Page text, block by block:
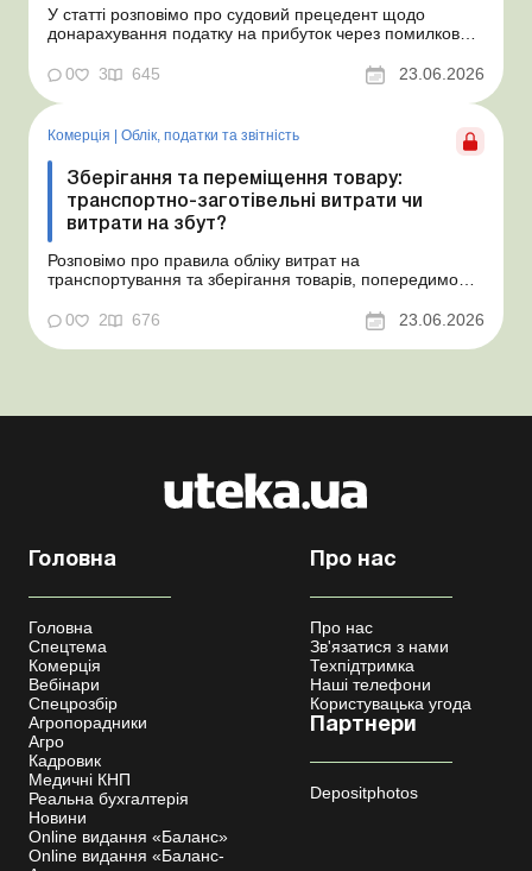
У статті розповімо про судовий прецедент щодо
донарахування податку на прибуток через помилково
надамо рекомендації, як мінімізувати податкові ризики.
Проблемні витрати: податкові ризики та судова
практика Розуміємо ваші хвилювання через помилкове
неств...
0 3 645 23.06.2026
Комерція | Облік, податки та звiтнiсть
Зберігання та переміщення товару:
транспортно-заготівельні витрати чи
витрати на збут?
Розповімо про правила обліку витрат на
транспортування та зберігання товарів, попередимо
нормативне обґрунтування. Проблемні витрати:
податкові ризики та судова практика Здавалось би, у
цьому питанні неоднозначності бути не може. Однак,
0 2 676 23.06.2026
Головна
Головна
Спецтема
Комерція
Вебінари
Спецрозбір
Агропорадники
Агро
Кадровик
Медичні КНП
Реальна бухгалтерія
Новини
Online видання «Баланс»
Online видання «Баланс-
Про нас
Про нас
Зв'язатися з нами
Техпідтримка
Наші телефони
Користувацька угода
Партнери
Depositphotos